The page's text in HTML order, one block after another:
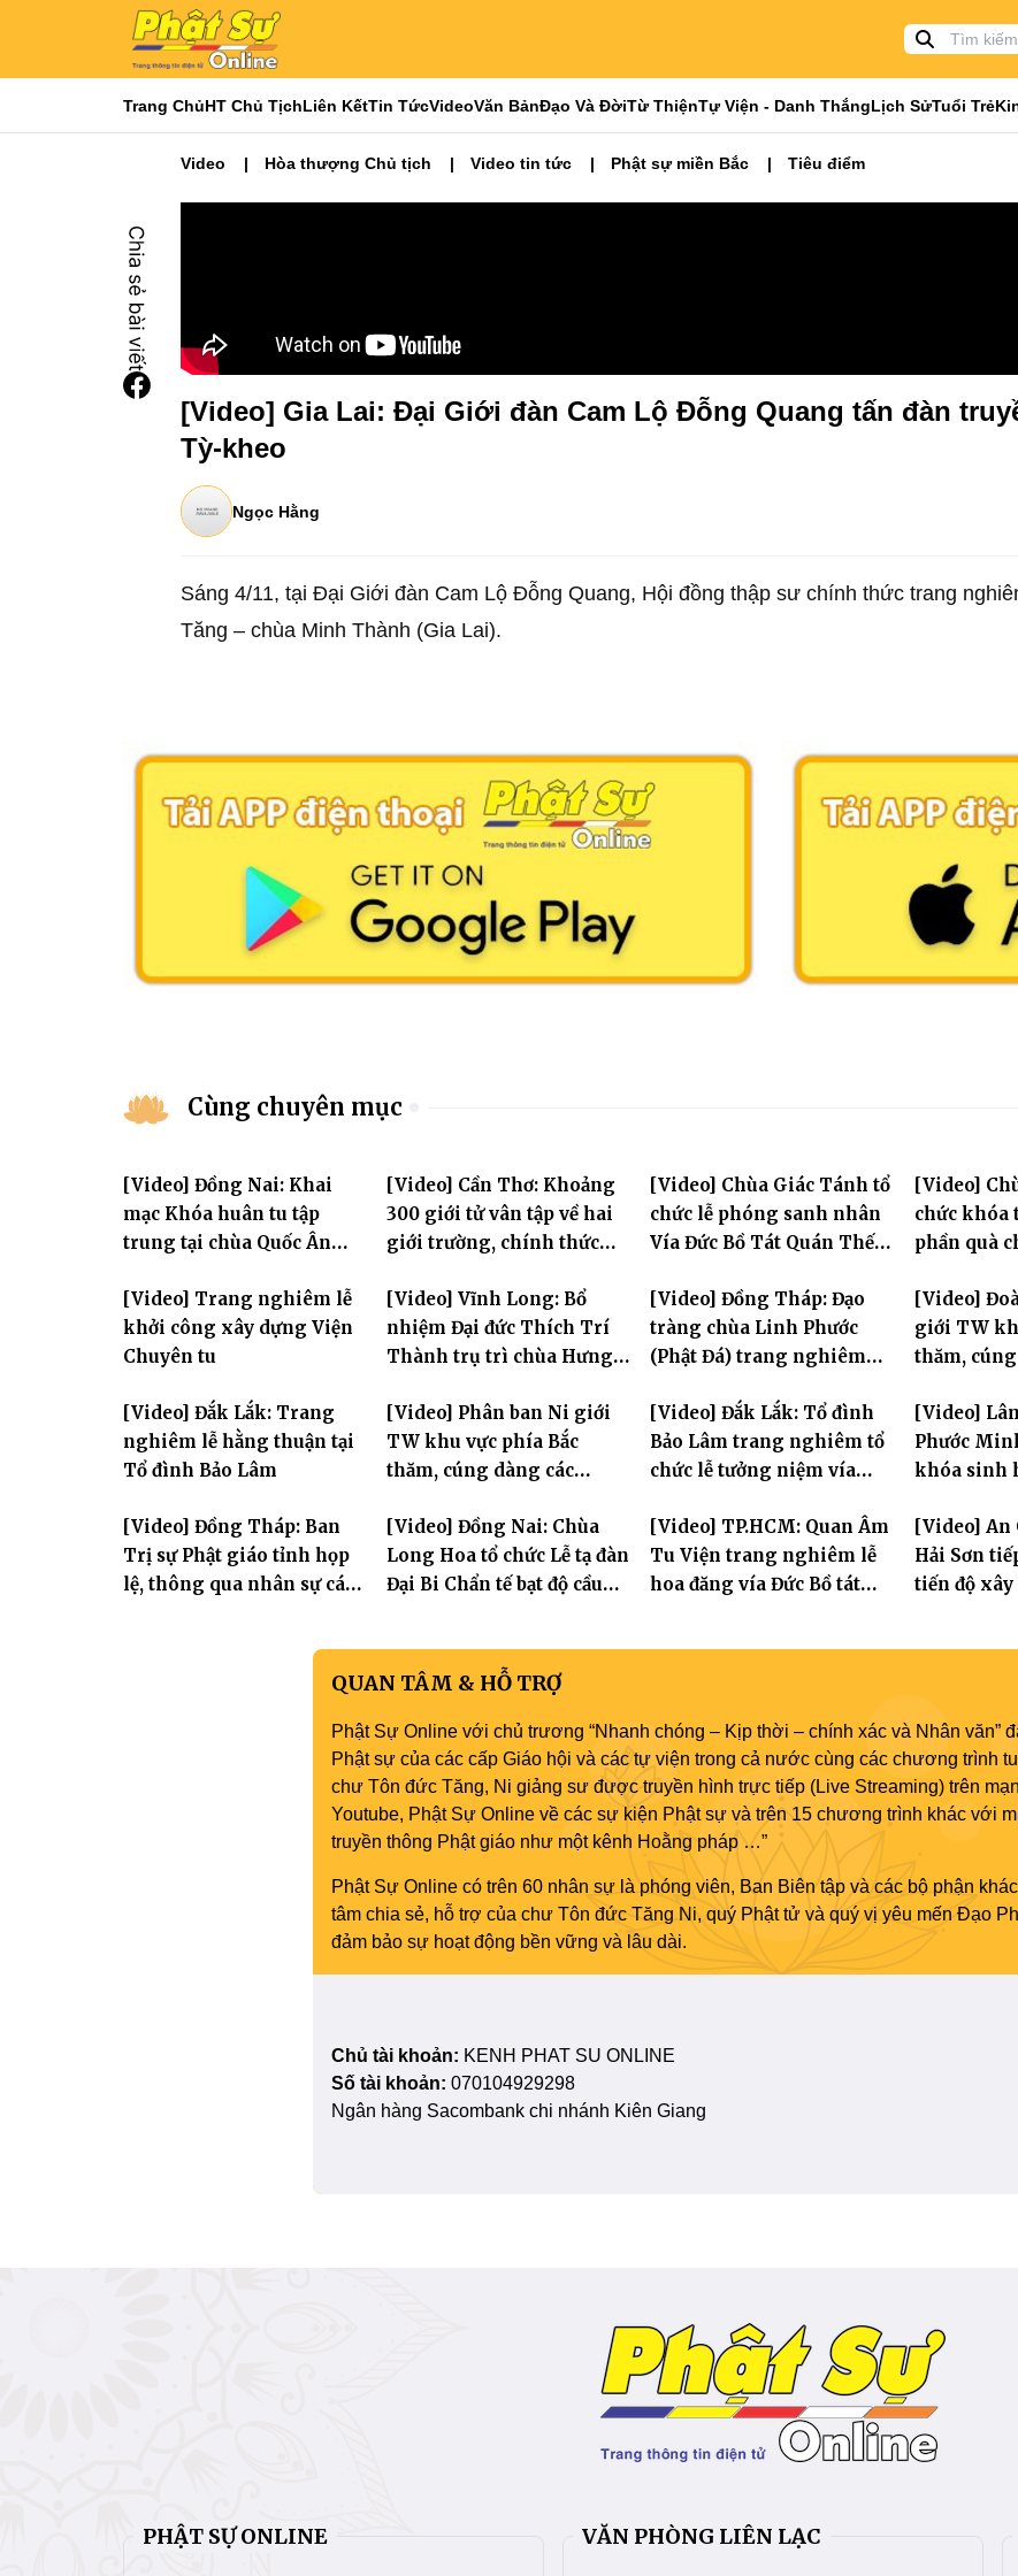
Trang ChủHT Chủ TịchLiên KếtTin TứcVideoVăn BảnĐạo Và ĐờiTừ ThiệnTự Viện - Danh ThắngLịch SửTuổi Trẻ
Video Hòa thượng Chủ tịch Video tin tức Phật sự miền Bắc Tiêu điểm
[Video] Gia Lai: Đại Giới đàn Cam Lộ Đỗng Quang tấn đàn
Tỳ-kheo
Ngọc Hằng
Sáng 4/11, tại Đại Giới đàn Cam Lộ Đỗng Quang, Hội đồng thập sư chính thức trang
Tăng – chùa Minh Thành (Gia Lai).
Cùng chuyên mục
[Video] Đồng Nai: Khai
mạc Khóa huân tu tập
trung tại chùa Quốc Ân
[Video] Cần Thơ: Khoảng
300 giới tử vân tập về hai
giới trường, chính thức
đàn Bửu Lai PL.2570
[Video] Chùa Giác Tánh tổ
chức lễ phóng sanh nhân
Vía Đức Bồ Tát Quán Thế
[Video]
chức khóa
phần quà
[Video] Trang nghiêm lễ
khởi công xây dựng Viện
Chuyên tu
[Video] Vĩnh Long: Bổ
nhiệm Đại đức Thích Trí
Thành trụ trì chùa Hưng
[Video] Đồng Tháp: Đạo
tràng chùa Linh Phước
(Phật Đá) trang nghiêm
Hòa thượng Thích Nhuận
Sanh lần thứ 11
[Video]
giới TW
thăm,
mùa an cư
[Video] Đắk Lắk: Trang
nghiêm lễ hằng thuận tại
Tổ đình Bảo Lâm
[Video] Phân ban Ni giới
TW khu vực phía Bắc
thăm, cúng dàng các
Yên và thành phố Hải
Phòng
[Video] Đắk Lắk: Tổ đình
Bảo Lâm trang nghiêm tổ
chức lễ tưởng niệm vía
thành đạo và lễ Quy y Tam
bảo
[Video]
Phước
khóa sinh
tay con"
[Video] Đồng Tháp: Ban
Trị sự Phật giáo tỉnh họp
lệ, thông qua nhân sự các
[Video] Đồng Nai: Chùa
Long Hoa tổ chức Lễ tạ đàn
Đại Bi Chẩn tế bạt độ cầu
[Video] TP.HCM: Quan Âm
Tu Viện trang nghiêm lễ
hoa đăng vía Đức Bồ tát
[Video] An
Hải Sơn
tiến độ
QUAN TÂM & HỖ TRỢ
Phật Sự Online với chủ trương “Nhanh chóng – Kịp thời – chính xác và Nhân văn”
Phật sự của các cấp Giáo hội và các tự viện trong cả nước cùng các chương trình
chư Tôn đức Tăng, Ni giảng sư được truyền hình trực tiếp (Live Streaming) trên
Youtube, Phật Sự Online về các sự kiện Phật sự và trên 15 chương trình khác với
truyền thông Phật giáo như một kênh Hoằng pháp …”
Phật Sự Online có trên 60 nhân sự là phóng viên, Ban Biên tập và các bộ phận
tâm chia sẻ, hỗ trợ của chư Tôn đức Tăng Ni, quý Phật tử và quý vị yêu mến Đạo
đảm bảo sự hoạt động bền vững và lâu dài.
Chủ tài khoản: KENH PHAT SU ONLINE
Số tài khoản: 070104929298
Ngân hàng Sacombank chi nhánh Kiên Giang
PHẬT SỰ ONLINE VĂN PHÒNG LIÊN LẠC